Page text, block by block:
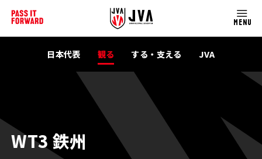
MENU
日本代表 観る する・支える JVA
WT3 鉄州